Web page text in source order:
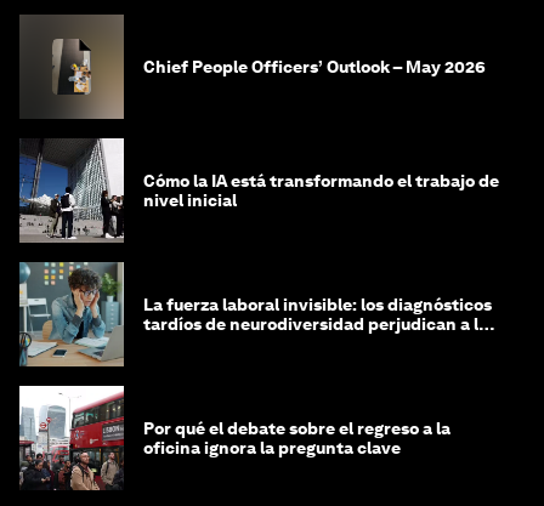
Chief People Officers’ Outlook – May 2026
Cómo la IA está transformando el trabajo de
nivel inicial
La fuerza laboral invisible: los diagnósticos
tardíos de neurodiversidad perjudican a las
Por qué el debate sobre el regreso a la
oficina ignora la pregunta clave